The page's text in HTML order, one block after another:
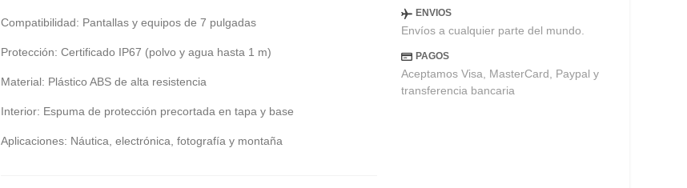
Compatibilidad: Pantallas y equipos de 7 pulgadas
Protección: Certificado IP67 (polvo y agua hasta 1 m)
Material: Plástico ABS de alta resistencia
Interior: Espuma de protección precortada en tapa y base
Aplicaciones: Náutica, electrónica, fotografía y montaña
ENVIOS
Envíos a cualquier parte del mundo.
PAGOS
Aceptamos Visa, MasterCard, Paypal y
transferencia bancaria